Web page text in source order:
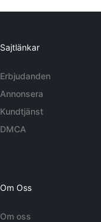
Sajtlänkar
Erbjudanden
Annonsera
Kundtjänst
DMCA
Om Oss
Om oss